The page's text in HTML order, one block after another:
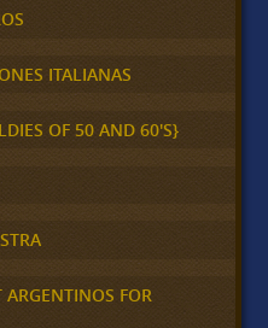
ITALIANAS
OF 50 AND 60'S}
ARGENTINOS FOR